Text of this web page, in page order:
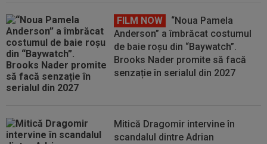
FILM NOW
“Noua Pamela
Anderson” a îmbrăcat costumul
de baie roșu din “Baywatch”.
Brooks Nader promite să facă
senzație în serialul din 2027
Mitică Dragomir intervine în
scandalul dintre Adrian